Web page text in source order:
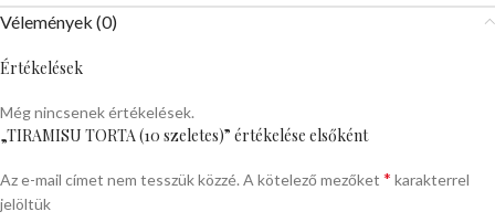
Vélemények (0)
Értékelések
Még nincsenek értékelések.
„TIRAMISU TORTA (10 szeletes)” értékelése elsőként
Az e-mail címet nem tesszük közzé. A kötelező mezőket * karakterrel
jelöltük